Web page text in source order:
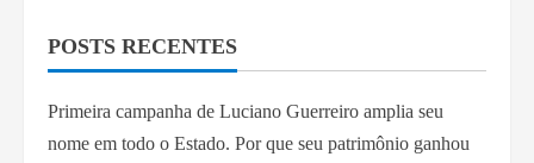
POSTS RECENTES
Primeira campanha de Luciano Guerreiro amplia seu
nome em todo o Estado. Por que seu patrimônio ganhou